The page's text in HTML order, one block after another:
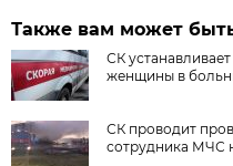
Также вам может
СК
женщины в
СК проводит
сотрудника МЧС